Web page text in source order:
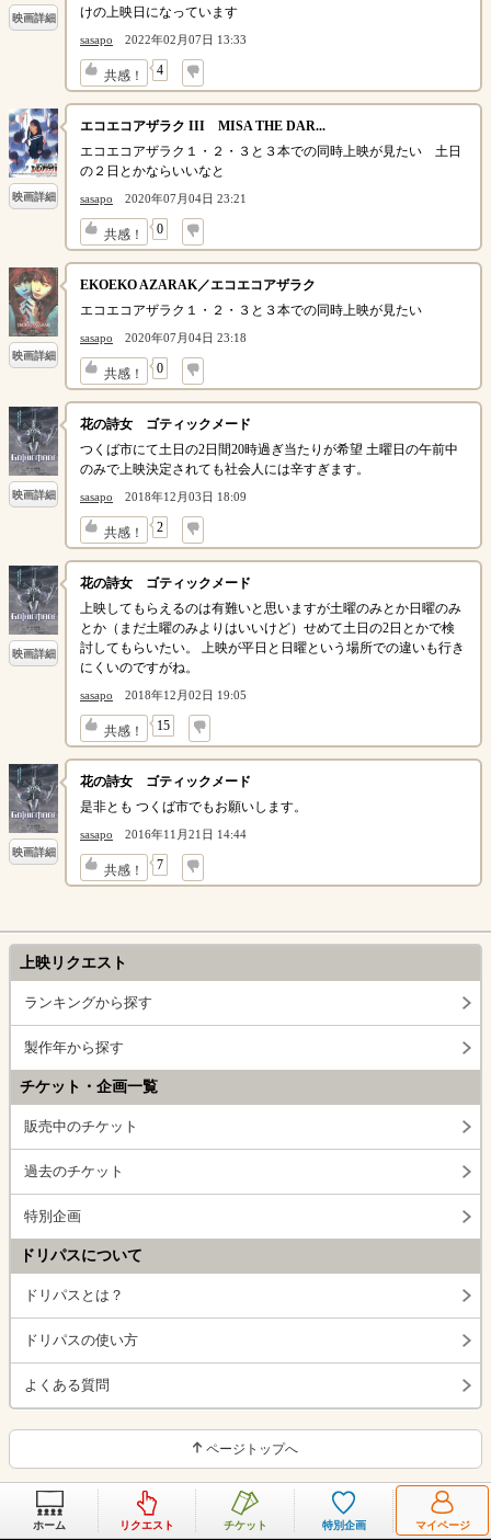
映画詳細
けの上映日になっています
sasapo 2022年02月07日 13:33
共感！ 4
↓
映画詳細
エコエコアザラク III MISA THE DAR...
エコエコアザラク１・２・３と３本での同時上映が見たい 土日
の２日とかならいいなと
sasapo 2020年07月04日 23:21
共感！ 0
↓
映画詳細
EKOEKO AZARAK／エコエコアザラク
エコエコアザラク１・２・３と３本での同時上映が見たい
sasapo 2020年07月04日 23:18
共感！ 0
↓
映画詳細
花の詩女 ゴティックメード
つくば市にて土日の2日間20時過ぎ当たりが希望 土曜日の午前中
のみで上映決定されても社会人には辛すぎます。
sasapo 2018年12月03日 18:09
共感！ 2
↓
映画詳細
花の詩女 ゴティックメード
上映してもらえるのは有難いと思いますが土曜のみとか日曜のみ
とか（まだ土曜のみよりはいいけど）せめて土日の2日とかで検
討してもらいたい。 上映が平日と日曜という場所での違いも行き
にくいのですがね。
sasapo 2018年12月02日 19:05
共感！ 15
↓
映画詳細
花の詩女 ゴティックメード
是非とも つくば市でもお願いします。
sasapo 2016年11月21日 14:44
共感！ 7
↓
上映リクエスト
ランキングから探す
製作年から探す
チケット・企画一覧
販売中のチケット
過去のチケット
特別企画
ドリパスについて
ドリパスとは？
ドリパスの使い方
よくある質問
ページトップへ
ホーム リクエスト チケット 特別企画 マイページ